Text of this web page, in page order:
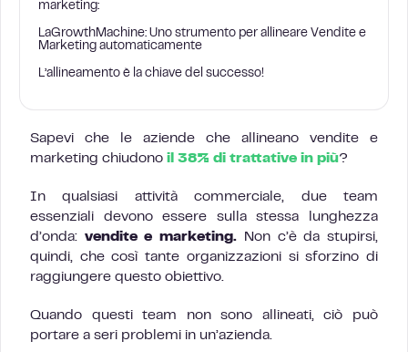
marketing:
LaGrowthMachine: Uno strumento per allineare Vendite e
Marketing automaticamente
L’allineamento è la chiave del successo!
Sapevi che le aziende che allineano vendite e
marketing chiudono il 38% di trattative in più?
In qualsiasi attività commerciale, due team
essenziali devono essere sulla stessa lunghezza
d’onda: vendite e marketing. Non c’è da stupirsi,
quindi, che così tante organizzazioni si sforzino di
raggiungere questo obiettivo.
Quando questi team non sono allineati, ciò può
portare a seri problemi in un’azienda.